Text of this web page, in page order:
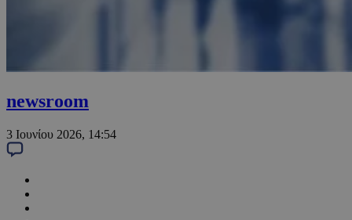
newsroom
3 Ιουνίου 2026, 14:54